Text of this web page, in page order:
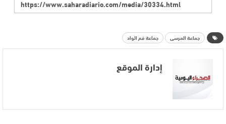
جماعة المرسى جماعة فم الواد
إدارة الموقع